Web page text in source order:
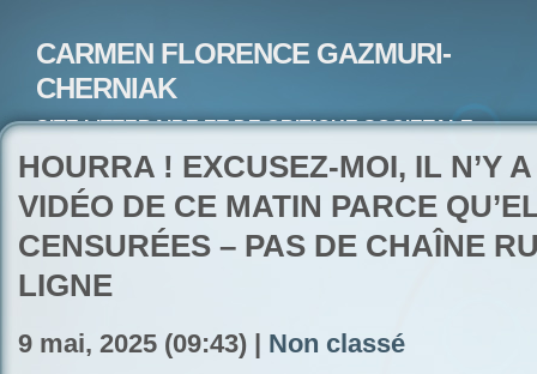
CARMEN FLORENCE GAZMURI-
CHERNIAK
SITE LITTERAIRE ET DE CRITIQUE SOCIETALE-
HOURRA ! EXCUSEZ-MOI, IL N’Y
VIDÉO DE CE MATIN PARCE
CENSURÉES – PAS DE CHAÎNE
LIGNE
9 mai, 2025 (09:43) | Non classé